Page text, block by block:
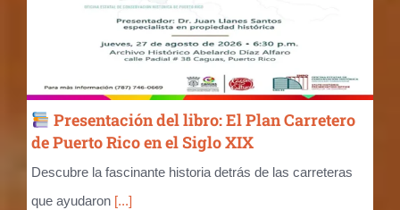
Presentación del libro: El Plan Carretero
de Puerto Rico en el Siglo XIX
Descubre la fascinante historia detrás de las carreteras
que ayudaron [...]